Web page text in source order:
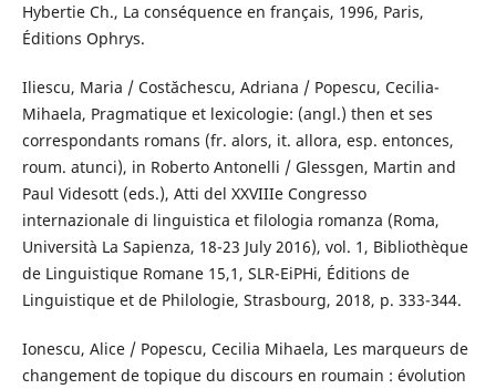
Hybertie Ch., La conséquence en français, 1996, Paris,
Éditions Ophrys.
Iliescu, Maria / Costăchescu, Adriana / Popescu, Cecilia-
Mihaela, Pragmatique et lexicologie: (angl.) then et ses
correspondants romans (fr. alors, it. allora, esp. entonces,
roum. atunci), in Roberto Antonelli / Glessgen, Martin and
Paul Videsott (eds.), Atti del XXVIIIe Congresso
internazionale di linguistica et filologia romanza (Roma,
Università La Sapienza, 18-23 July 2016), vol. 1, Bibliothèque
de Linguistique Romane 15,1, SLR-EiPHi, Éditions de
Linguistique et de Philologie, Strasbourg, 2018, p. 333-344.
Ionescu, Alice / Popescu, Cecilia Mihaela, Les marqueurs de
changement de topique du discours en roumain : évolution